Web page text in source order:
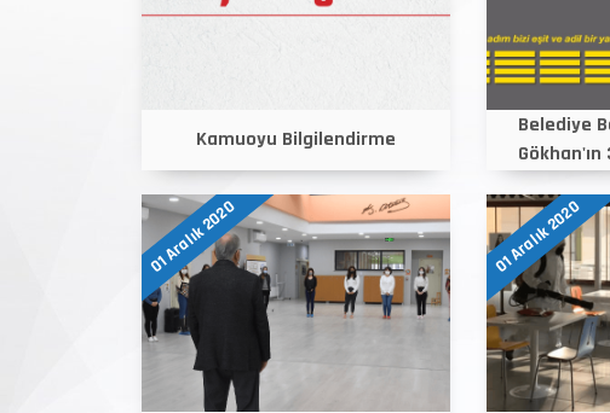
Kamuoyu Bilgilendirme
Belediye
Gökhan'ın
01 Aralık 2020 01 Aralık 2020